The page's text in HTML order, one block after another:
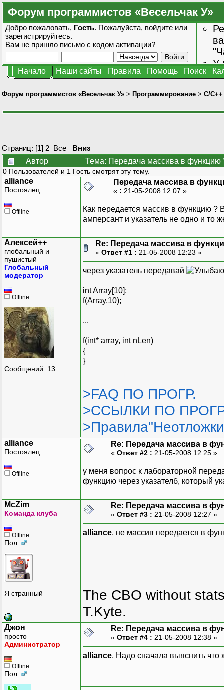
Форум программистов «Весельчак У»
Добро пожаловать, Гость. Пожалуйста, войдите или
зарегистрируйтесь.
Вам не пришло письмо с кодом активации?
У
Начало Наши сайты Правила Помощь Поиск
Форум программистов «Весельчак У» > Программирование > C/C++
Страниц: [1] 2 Все
Вниз
Автор
Тема: Передача массива в функцию
0 Пользователей и 1 Гость смотрят эту тему.
alliance
Постоялец
Offline
Передача массива в
« : 21-05-2008 12:07 »
Как передается массив в функцию ?
амперсант и указатель не одно и то
Алексей++
глобальный и
пушистый
Глобальный
модератор
Offline
Сообщений: 13
Re: Передача массива в
« Ответ #1 : 21-05-2008 12:23 »
через указатель передавай
int Array[10];
f(Array,10);
...
f(int* array, int nLen)
{
}
>FAQ ПО ПРОГР.
>ССЫЛКИ ПО
alliance
Постоялец
Offline
Re: Передача массива в
« Ответ #2 : 21-05-2008 12:25 »
у меня вопрос к лабораторной
функцию через указателб, который
McZim
Команда клуба
Offline
Пол:
Я странный
Re: Передача массива в
« Ответ #3 : 21-05-2008 12:27 »
alliance, не массив передается в
The CBO without
T.Kyte.
Джон
просто
Администратор
Offline
Пол:
Re: Передача массива в
« Ответ #4 : 21-05-2008 12:38 »
alliance, Надо сначала выяснить